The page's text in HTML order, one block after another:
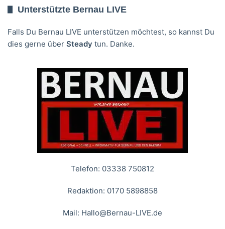
Unterstützte Bernau LIVE
Falls Du Bernau LIVE unterstützen möchtest, so kannst Du
dies gerne über Steady tun. Danke.
Telefon: 03338 750812
Redaktion: 0170 5898858
Mail: Hallo@Bernau-LIVE.de